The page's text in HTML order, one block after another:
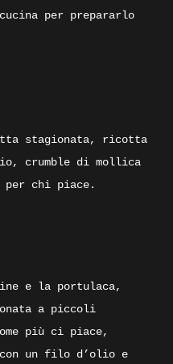
per prepararlo
stagionata, ricotta
crumble di mollica
per chi piace.
e la portulaca,
a piccoli
più ci piace,
un filo d’olio e